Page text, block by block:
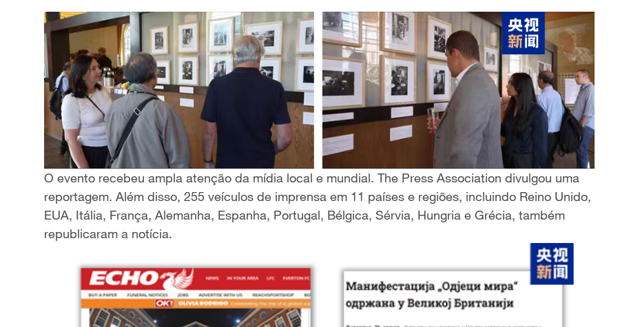
O evento recebeu ampla atenção da mídia local e mundial. The Press Association divulgou uma
reportagem. Além disso, 255 veículos de imprensa em 11 países e regiões, incluindo Reino Unido,
EUA, Itália, França, Alemanha, Espanha, Portugal, Bélgica, Sérvia, Hungria e Grécia, também
republicaram a notícia.